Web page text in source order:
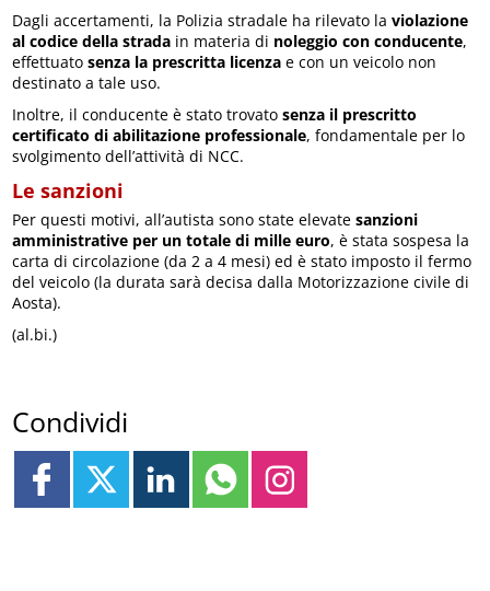
Dagli accertamenti, la Polizia stradale ha rilevato laviolazione
al codice della strada in materia di noleggio con conducente,
effettuatosenza la prescritta licenza e con un veicolo non
destinato a tale uso.
Inoltre, il conducente è stato trovatosenza il prescritto
certificato di abilitazione professionale, fondamentale per lo
svolgimento dell’attività di NCC.
Le sanzioni
Per questi motivi, all’autista sono state elevatesanzioni
amministrative per un totale di mille euro, è stata sospesa la
carta di circolazione (da 2 a 4 mesi) ed è stato imposto il fermo
del veicolo (la durata sarà decisa dalla Motorizzazione civile di
Aosta).
(al.bi.)
Condividi